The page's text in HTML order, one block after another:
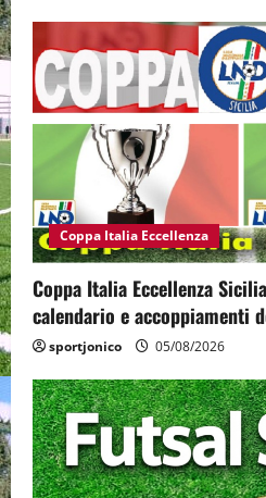
Coppa Italia Eccellenza
Coppa Italia Eccellenza
calendario e accoppiamenti
sportjonico 05/08/2026